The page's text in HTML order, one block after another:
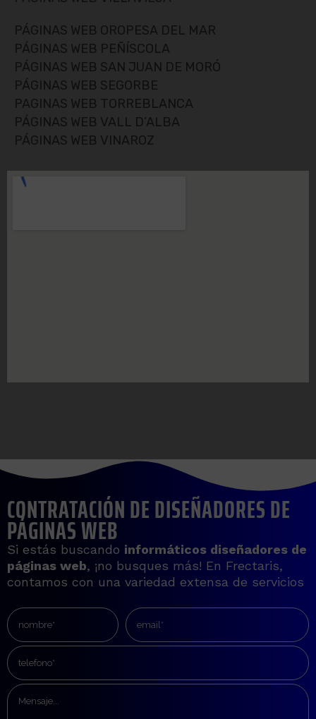
PÁGINAS WEB OROPESA DEL MAR
PÁGINAS WEB PEÑÍSCOLA
PÁGINAS WEB SAN JUAN DE MORÓ
PÁGINAS WEB SEGORBE
PAGINAS WEB TORREBLANCA
PÁGINAS WEB VALL D’ALBA
PÁGINAS WEB VINAROZ
CONTRATACIÓN DE DISEÑADORES DE
PÁGINAS WEB
Si estás buscando informáticos diseñadores de
páginas web, ¡no busques más! En Frectaris,
contamos con una variedad extensa de servicios